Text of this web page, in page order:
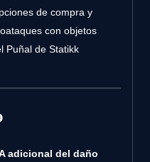
de compra y
con objetos
Puñal de Statikk
adicional del daño